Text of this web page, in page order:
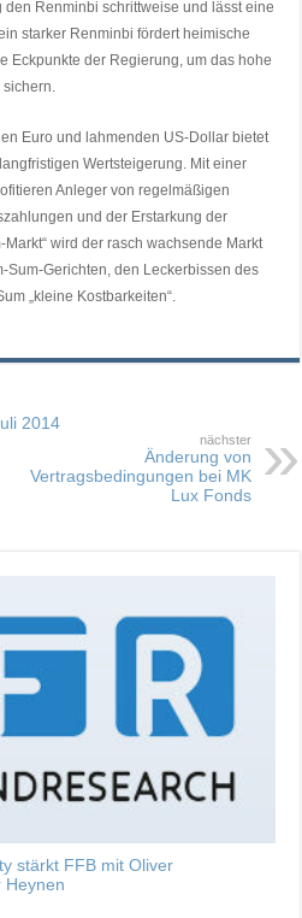
Renminbi schrittweise und lässt eine
starker Renminbi fördert heimische
Eckpunkte der Regierung, um das hohe
sichern.
Euro und lahmenden US-Dollar bietet
Wertsteigerung. Mit einer
Anleger von regelmäßigen
und der Erstarkung der
wird der rasch wachsende Markt
Sum-Gerichten, den Leckerbissen des
„kleine Kostbarkeiten“.
2014
nächster
Änderung von
Vertragsbedingungen bei MK
Lux Fonds
stärkt FFB mit Oliver
Heynen